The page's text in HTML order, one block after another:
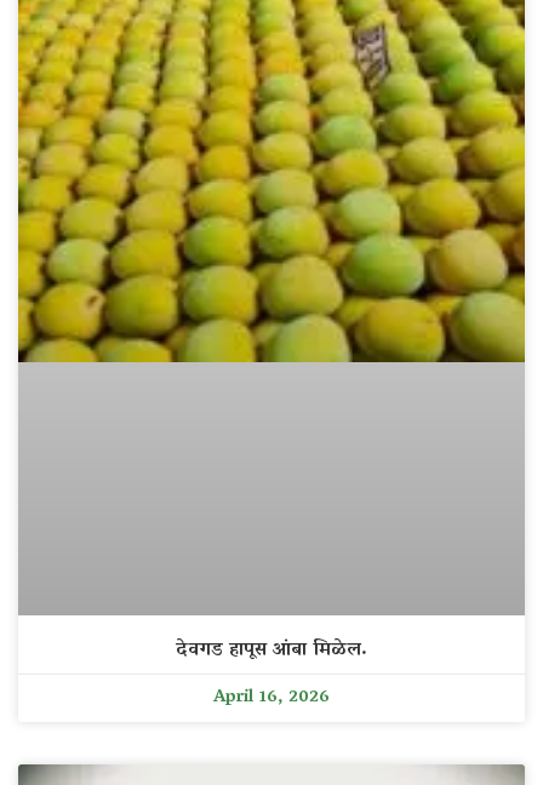
देवगड हापूस आंबा मिळेल.
April 16, 2026